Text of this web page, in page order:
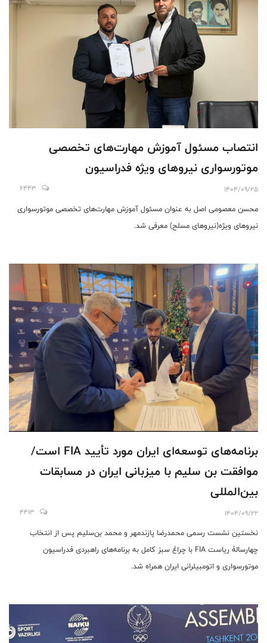
انتصاب مسئول آموزش مهارت‌های تخصصی
موتورسواری نیروهای ویژه فدراسیون
1404/09/25
6443
محسن معصومی اصل به عنوان مسئول آموزش مهارت‌های تخصصی موتورسواری
نیروهای ویژه(نیروهای مسلح) معرفی شد.
برنامه‌های توسعه‌ای ایران مورد تأیید FIA است/
موافقت بن سلیم با میزبانی ایران در مسابقات
بین‌المللی
1404/09/22
4413
نخستین نشست رسمی محمدرضا پازندمهر و محمد بن‌سلیم پس از انتخاب
چهار‌سالۀ ریاست FIA با چراغ سبز کامل به برنامه‌های راهبردی فدراسیون
موتورسواری و اتومبیلرانی ایران همراه شد.